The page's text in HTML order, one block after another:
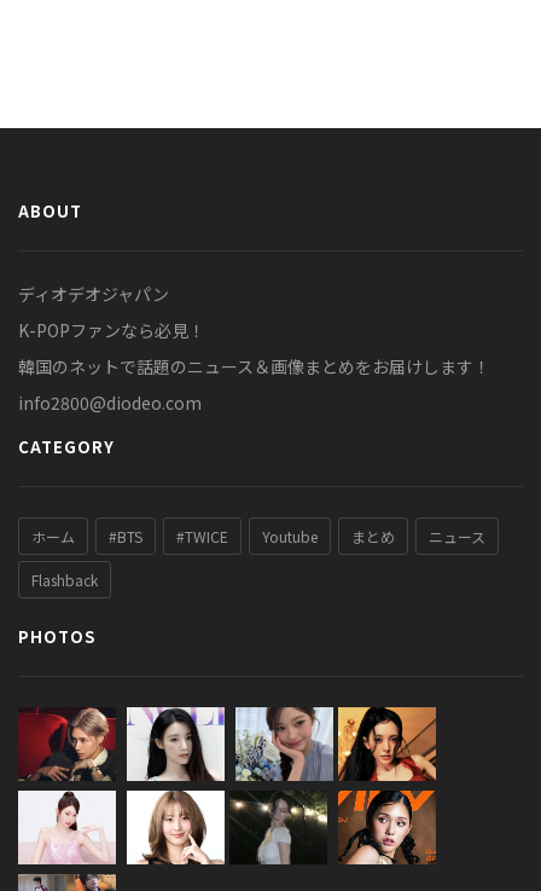
ABOUT
ディオデオジャパン
K-POPファンなら必見！
韓国のネットで話題のニュース＆画像まとめをお届けします！
info2800@diodeo.com
CATEGORY
ホーム #BTS #TWICE Youtube まとめ ニュース
Flashback
PHOTOS